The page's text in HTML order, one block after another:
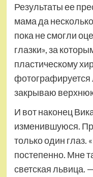
Результаты ее
мама да
пока не смогли
глазки», за
пластическому
фотографируется
закрываю
И вот наконец
изменившуюся.
только один глаз.
постепенно. Мне
светская львица.